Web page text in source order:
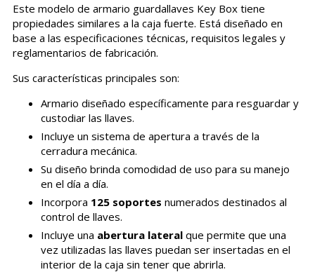
Este modelo de armario guardallaves Key Box tiene
propiedades similares a la caja fuerte. Está diseñado en
base a las especificaciones técnicas, requisitos legales y
reglamentarios de fabricación.
Sus características principales son:
Armario diseñado específicamente para resguardar y
custodiar las llaves.
Incluye un sistema de apertura a través de la
cerradura mecánica.
Su diseño brinda comodidad de uso para su manejo
en el día a día.
Incorpora 125 soportes numerados destinados al
control de llaves.
Incluye una abertura lateralque permite que una
vez utilizadas las llaves puedan ser insertadas en el
interior de la caja sin tener que abrirla.